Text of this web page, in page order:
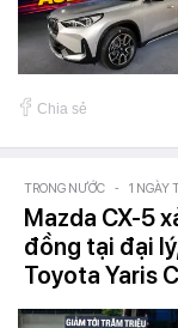
Chia sẻ
TRONG NƯỚC - 1 NGÀY
Mazda CX-5
đồng tại đại
Toyota Yaris